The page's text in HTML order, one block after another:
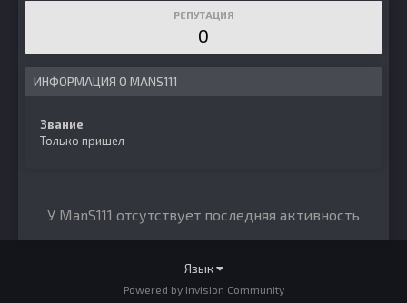
РЕПУТАЦИЯ
0
ИНФОРМАЦИЯ О MANS111
Звание
Только пришел
У ManS111 отсутствует последняя активность
Язык
Powered by Invision Community